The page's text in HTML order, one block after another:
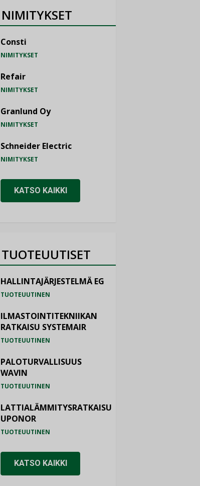
NIMITYKSET
Consti
NIMITYKSET
Refair
NIMITYKSET
Granlund Oy
NIMITYKSET
Schneider Electric
NIMITYKSET
KATSO KAIKKI
TUOTEUUTISET
HALLINTAJÄRJESTELMÄ EG
TUOTEUUTINEN
ILMASTOINTITEKNIIKAN
RATKAISU SYSTEMAIR
TUOTEUUTINEN
PALOTURVALLISUUS
WAVIN
TUOTEUUTINEN
LATTIALÄMMITYSRATKAISU
UPONOR
TUOTEUUTINEN
KATSO KAIKKI